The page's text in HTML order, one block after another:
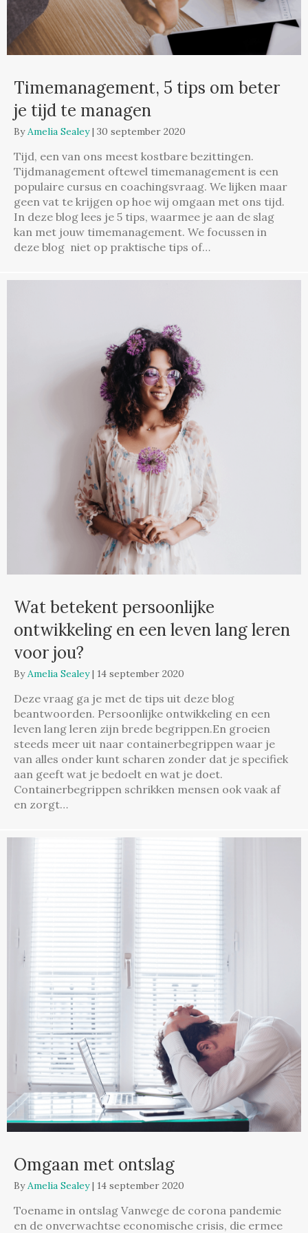
Timemanagement, 5 tips om beter
je tijd te managen
ByAmelia Sealey | 30 september 2020
Tijd, een van ons meest kostbare bezittingen.
Tijdmanagement oftewel timemanagement is een
populaire cursus en coachingsvraag. We lijken maar
geen vat te krijgen op hoe wij omgaan met ons tijd.
In deze blog lees je 5 tips, waarmee je aan de slag
kan met jouw timemanagement. We focussen in
deze blog niet op praktische tips of…
Wat betekent persoonlijke
ontwikkeling en een leven lang leren
voor jou?
ByAmelia Sealey | 14 september 2020
Deze vraag ga je met de tips uit deze blog
beantwoorden. Persoonlijke ontwikkeling en een
leven lang leren zijn brede begrippen.En groeien
steeds meer uit naar containerbegrippen waar je
van alles onder kunt scharen zonder dat je specifiek
aan geeft wat je bedoelt en wat je doet.
Containerbegrippen schrikken mensen ook vaak af
en zorgt…
Omgaan met ontslag
ByAmelia Sealey | 14 september 2020
Toename in ontslag Vanwege de corona pandemie
en de onverwachtse economische crisis, die ermee